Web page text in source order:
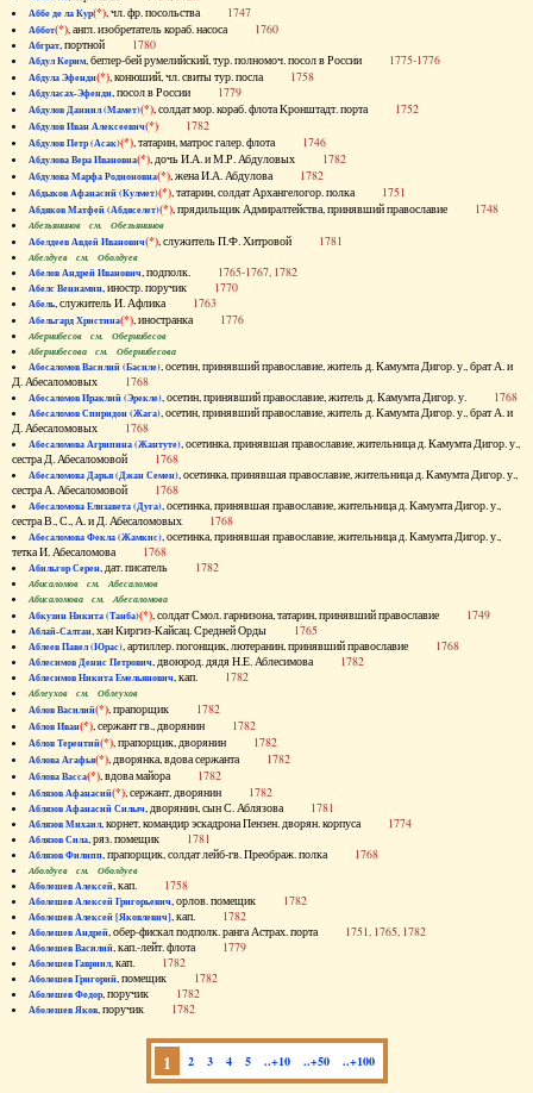
Аббе де ла Кур(*), чл. фр. посольства 1747
Аббот(*), англ. изобретатель кораб. насоса 1760
Абграт, портной 1780
Абдул Керим, беглер-бей румелийский, тур. полномоч. посол в России 1775-1776
Абдула Эфенди(*), конюший, чл. свиты тур. посла 1758
Абдуласах-Эфенди, посол в России 1779
Абдулов Даниил (Мамет)(*), солдат мор. кораб. флота Кронштадт. порта 1752
Абдулов Иван Алексеевич(*) 1782
Абдулов Петр (Асак)(*), татарин, матрос галер. флота 1746
Абдулова Вера Ивановна(*), дочь И.А. и М.Р. Абдуловых 1782
Абдулова Марфа Родионовна(*), жена И.А. Абдулова 1782
Абдыков Афанасий (Кулмет)(*), татарин, солдат Архангелогор. полка 1751
Абдяков Матфей (Абдяселет)(*), прядильщик Адмиралтейства, принявший православие 1748
Абезьянинов см. Обезьянинов
Абелдеев Авдей Иванович(*), служитель П.Ф. Хитровой 1781
Абелдуев см. Оболдуев
Абелов Андрей Иванович, подполк. 1765-1767, 1782
Абелс Вениамин, иностр. поручик 1770
Абель, служитель И. Афлика 1763
Абельгард Христина(*), иностранка 1776
Абернибесов см. Обернибесов
Абернибесова см. Обернибесова
Абесаломов Василий (Басиле), осетин, принявший православие, житель д. Камумта Дигор. у., брат А. и
Д. Абесаломовых 1768
Абесаломов Ираклий (Эрекле), осетин, принявший православие, житель д. Камумта Дигор. у. 1768
Абесаломов Спиридон (Жага), осетин, принявший православие, житель д. Камумта Дигор. у., брат А. и
Д. Абесаломовых 1768
Абесаломова Агрипина (Жантуте), осетинка, принявшая православие, жительница д. Камумта Дигор. у.,
сестра Д. Абесаломовой 1768
Абесаломова Дарья (Джан Семен), осетинка, принявшая православие, жительница д. Камумта Дигор. у.,
сестра А. Абесаломовой 1768
Абесаломова Елизавета (Дуга), осетинка, принявшая православие, жительница д. Камумта Дигор. у.,
сестра В., С., А. и Д. Абесаломовых 1768
Абесаломова Фекла (Жамкис), осетинка, принявшая православие, жительница д. Камумта Дигор. у.,
тетка И. Абесаломова 1768
Абильгор Серен, дат. писатель 1782
Абисаломов см. Абесаломов
Абисаломова см. Абесаломова
Абкузин Никита (Танба)(*), солдат Смол. гарнизона, татарин, принявший православие 1749
Аблай-Салтан, хан Киргиз-Кайсац. Средней Орды 1765
Аблеев Павел (Юрас), артиллер. погонщик, лютеранин, принявший православие 1768
Аблесимов Денис Петрович, двоюрод. дядя Н.Е. Аблесимова 1782
Аблесимов Никита Емельянович, кап. 1782
Аблеухов см. Облеухов
Аблов Василий(*), прапорщик 1782
Аблов Иван(*), сержант гв., дворянин 1782
Аблов Терентий(*), прапорщик, дворянин 1782
Аблова Агафья(*), дворянка, вдова сержанта 1782
Аблова Васса(*), вдова майора 1782
Аблязов Афанасий(*), сержант, дворянин 1782
Аблязов Афанасий Силыч, дворянин, сын С. Аблязова 1781
Аблязов Михаил, корнет, командир эскадрона Пензен. дворян. корпуса 1774
Аблязов Сила, ряз. помещик 1781
Аблязов Филипп, прапорщик, солдат лейб-гв. Преображ. полка 1768
Аболдуев см. Оболдуев
Аболешев Алексей, кап. 1758
Аболешев Алексей Григорьевич, орлов. помещик 1782
Аболешев Алексей [Яковлевич], кап. 1782
Аболешев Андрей, обер-фискал подполк. ранга Астрах. порта 1751, 1765, 1782
Аболешев Василий, кап.-лейт. флота 1779
Аболешев Гавриил, кап. 1782
Аболешев Григорий, помещик 1782
Аболешев Федор, поручик 1782
Аболешев Яков, поручик 1782
1 2 3 4 5 ..+10 ..+50 ..+100